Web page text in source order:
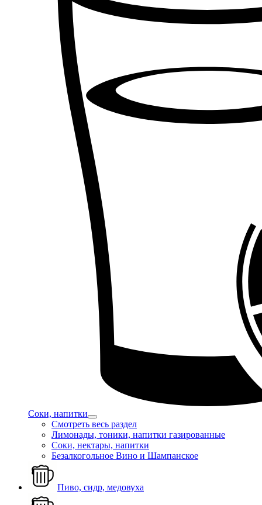
Соки, напитки
Смотреть весь раздел
Лимонады, тоники, напитки газированные
Соки, нектары, напитки
Безалкогольное Вино и Шампанское
Пиво, сидр, медовуха